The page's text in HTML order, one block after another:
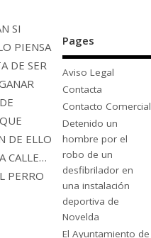
SI
PIENSA
DE SER
DE ELLO
CALLE…
PERRO
Pages
Aviso Legal
Contacta
Contacto Comercial
Detenido un
hombre por el
robo de un
desfibrilador en
una instalación
deportiva de
Novelda
El Ayuntamiento de